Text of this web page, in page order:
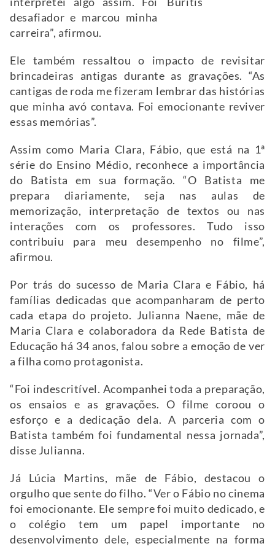
desafiador e marcou minha
carreira”, afirmou.
Ele também ressaltou o impacto de revisitar
brincadeiras antigas durante as gravações. “As
cantigas de roda me fizeram lembrar das histórias
que minha avó contava. Foi emocionante reviver
essas memórias”.
Assim como Maria Clara, Fábio, que está na 1ª
série do Ensino Médio, reconhece a importância
do Batista em sua formação. “O Batista me
prepara diariamente, seja nas aulas de
memorização, interpretação de textos ou nas
interações com os professores. Tudo isso
contribuiu para meu desempenho no filme”,
afirmou.
Por trás do sucesso de Maria Clara e Fábio, há
famílias dedicadas que acompanharam de perto
cada etapa do projeto. Julianna Naene, mãe de
Maria Clara e colaboradora da Rede Batista de
Educação há 34 anos, falou sobre a emoção de ver
a filha como protagonista.
“Foi indescritível. Acompanhei toda a preparação,
os ensaios e as gravações. O filme coroou o
esforço e a dedicação dela. A parceria com o
Batista também foi fundamental nessa jornada”,
disse Julianna.
Já Lúcia Martins, mãe de Fábio, destacou o
orgulho que sente do filho. “Ver o Fábio no cinema
foi emocionante. Ele sempre foi muito dedicado, e
o colégio tem um papel importante no
desenvolvimento dele, especialmente na forma